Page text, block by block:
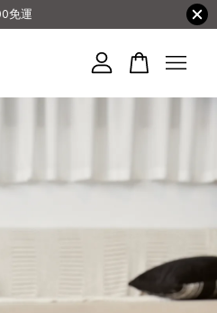
免運
前還是空的。